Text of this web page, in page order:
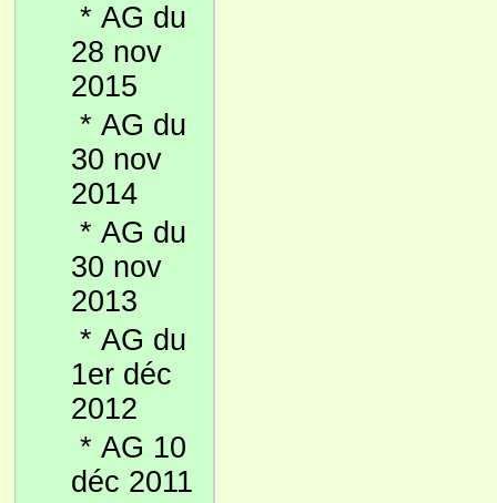
* AG du
28 nov
2015
* AG du
30 nov
2014
* AG du
30 nov
2013
* AG du
1er déc
2012
* AG 10
déc 2011